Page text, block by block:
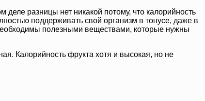
деле разницы нет никакой потому, что калорийность
поддерживать свой организм в тонусе, даже в
полезными веществами, которые нужны
Калорийность фрукта хотя и высокая, но не